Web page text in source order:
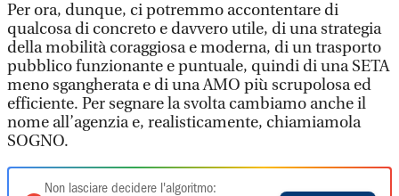
Per ora, dunque, ci potremmo accontentare di
qualcosa di concreto e davvero utile, di una strategia
della mobilità coraggiosa e moderna, di un trasporto
pubblico funzionante e puntuale, quindi di una SETA
meno sgangherata e di una AMO più scrupolosa ed
efficiente. Per segnare la svolta cambiamo anche il
nome all’agenzia e, realisticamente, chiamiamola
SOGNO.
Non lasciare decidere l'algoritmo: